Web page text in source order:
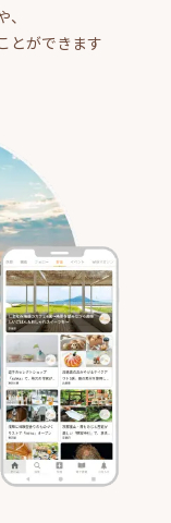
とができます